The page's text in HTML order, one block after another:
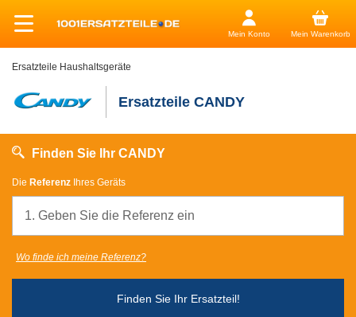
Mein Konto Mein Warenkorb
Ersatzteile Haushaltsgeräte
Ersatzteile CANDY
Finden Sie Ihr CANDY
Die Referenz Ihres Geräts
Finden Sie Ihr Ersatzteil!
Wo finde ich meine Referenz?